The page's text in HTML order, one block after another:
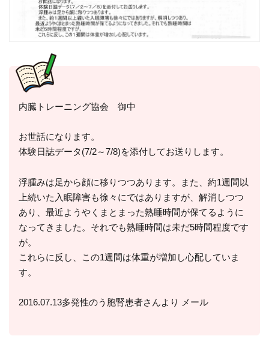
内臓トレーニング協会 御中
お世話になります。
体験日誌データ(7/2～7/8)を添付してお送りします。
浮腫みは足から顔に移りつつあります。また、約1週間以
上続いた入眠障害も徐々にではありますが、解消しつつ
あり、最近ようやくまとまった熟睡時間が保てるように
なってきました。それでも熟睡時間は未だ5時間程度です
が。
これらに反し、この1週間は体重が増加し心配していま
す。
2016.07.13多発性のう胞腎患者さんより メール